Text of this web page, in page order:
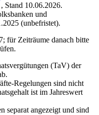
, Stand 10.06.2026.
und
(unbefristet).
für Zeiträume danach bitte
(TaV) der
Regelungen sind nicht
ist im Jahreswert
separat angezeigt und sind